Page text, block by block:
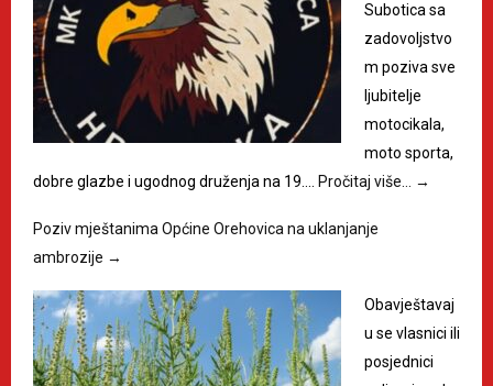
Subotica sa
zadovoljstvo
m poziva sve
ljubitelje
motocikala,
moto sporta,
dobre glazbe i ugodnog druženja na 19.…
Pročitaj više… →
Poziv mještanima Općine Orehovica na uklanjanje
ambrozije →
Obavještavaj
u se vlasnici ili
posjednici